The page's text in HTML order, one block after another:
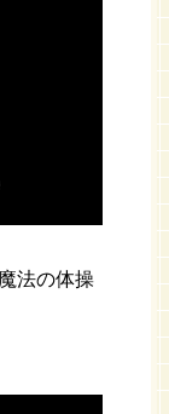
法の体操